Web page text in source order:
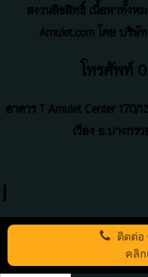
สงวนลิขสิทธิ์ เนื้อหาทั้ง
Amulet.com โดย บริษั
โทรศัพท์
อาคาร T Amulet Center170/
เวียง อ.บางกร
ติดต่อ
คลิก